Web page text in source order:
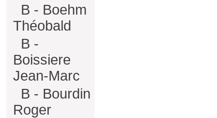
B - Boehm
Théobald
B -
Boissiere
Jean-Marc
B - Bourdin
Roger